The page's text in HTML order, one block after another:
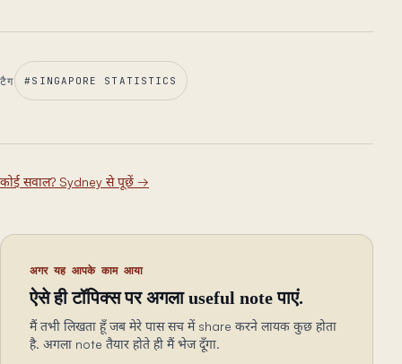
टैग #SINGAPORE STATISTICS
कोई सवाल? Sydney से पूछें →
अगर यह आपके काम आया
ऐसे ही टॉपिक्स पर अगला useful note पाएं.
मैं तभी लिखता हूँ जब मेरे पास सच में share करने लायक कुछ होता
है. अगला note तैयार होते ही मैं भेज दूँगा.